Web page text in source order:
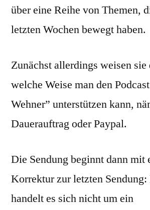
über eine Reihe von Themen,
letzten Wochen bewegt haben.
Zunächst allerdings weisen
welche Weise man den
Wehner” unterstützen kann,
Dauerauftrag oder Paypal.
Die Sendung beginnt dann mit
Korrektur zur letzten
handelt es sich nicht um ein